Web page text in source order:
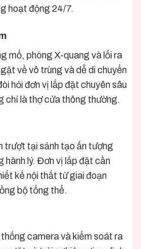
hoạt động 24/7.
mổ, phòng X-quang và lối ra
về vô trùng và dễ di chuyển
hỏi đơn vị lắp đặt chuyên sâu
chỉ là thợ cửa thông thường.
trượt tại sảnh tạo ấn tượng
hành lý. Đơn vị lắp đặt cần
kế nội thất từ giai đoạn
bộ tổng thể.
camera và kiểm soát ra